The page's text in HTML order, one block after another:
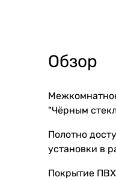
Обзор
"Чёрным
Полотно
установки в
Покрытие ПВХ